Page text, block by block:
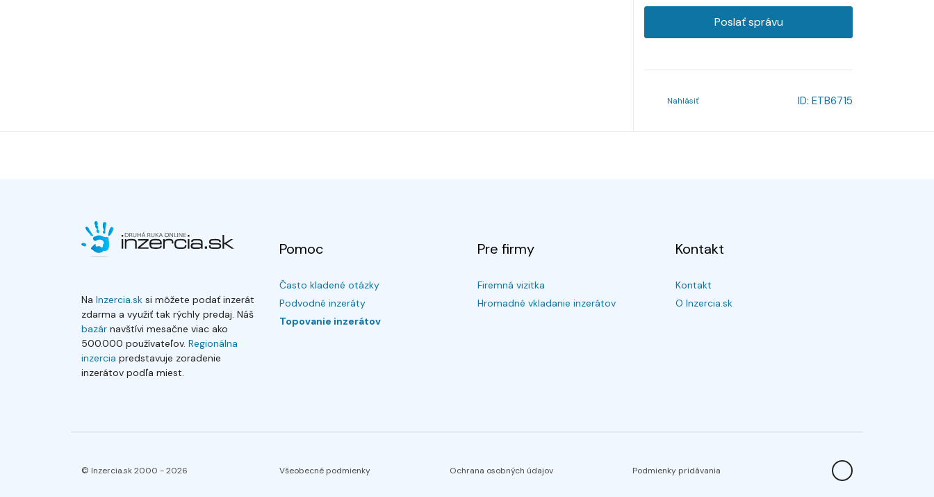
Poslať správu
Nahlásiť ID: ETB6715
Na Inzercia.sk si môžete podať inzerát
zdarma a využiť tak rýchly predaj. Náš
bazár navštívi mesačne viac ako
500.000 používateľov. Regionálna
inzercia predstavuje zoradenie
inzerátov podľa miest.
Pomoc
Často kladené otázky
Podvodné inzeráty
Topovanie inzerátov
Pre firmy
Firemná vizitka
Hromadné vkladanie inzerátov
Kontakt
Kontakt
O Inzercia.sk
© Inzercia.sk 2000 -2026 Všeobecné podmienky Ochrana osobných údajov Podmienky pridávania